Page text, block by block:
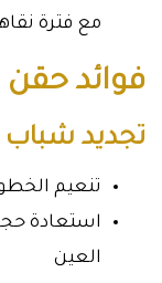
مع فترة
فوائد
تجديد شباب
تنعيم
استعادة
العين